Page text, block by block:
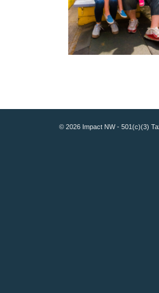
© 2026 Impact NW - 501(c)(3)